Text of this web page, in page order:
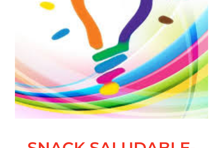
SNACK SALUDABLE-
Tip Saludable
Tips Saludables